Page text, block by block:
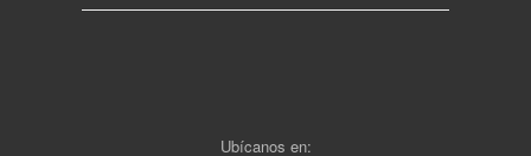
Ubícanos en: